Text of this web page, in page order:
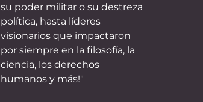
su poder militar o su destreza
política, hasta líderes
visionarios que impactaron
por siempre en la filosofía, la
ciencia, los derechos
humanos y más!"